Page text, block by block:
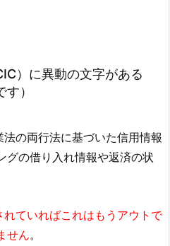
）に異動の文字がある
）
の両行法に基づいた信用情報
グの借り入れ情報や返済の状
れていればこれはもうアウトで
せん。